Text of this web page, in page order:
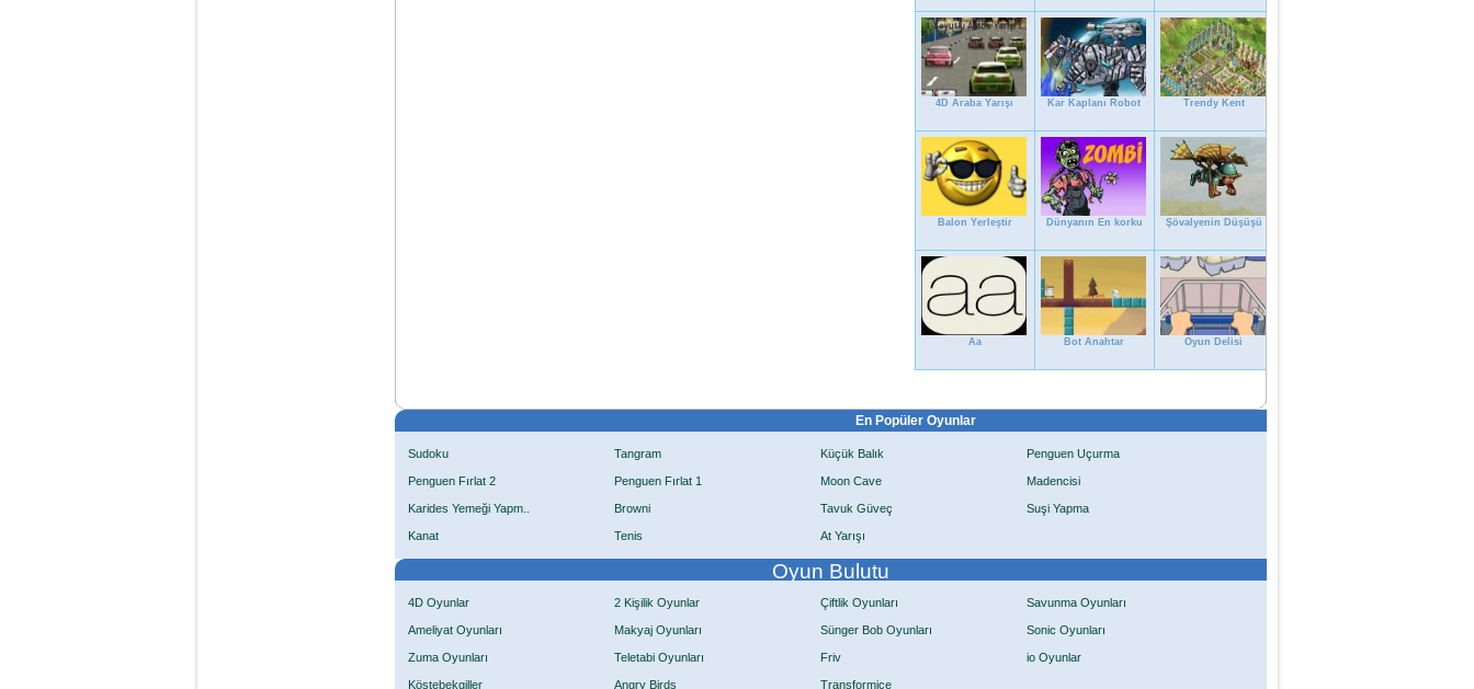
4D Araba Yarışı Kar Kaplanı Robot Trendy Kent
Balon Yerleştir Dünyanın En korku Şövalyenin Düşüşü
Aa Bot Anahtar Oyun Delisi
En Popüler Oyunlar
Sudoku Tangram Küçük Balık Penguen Uçurma
Penguen Fırlat 2 Penguen Fırlat 1 Moon Cave Madencisi
Karides Yemeği Yapm.. Browni Tavuk Güveç Suşi Yapma
Kanat Tenis At Yarışı
Oyun Bulutu
4D Oyunlar 2 Kişilik Oyunlar Çiftlik Oyunları Savunma Oyunları
Ameliyat Oyunları Makyaj Oyunları Sünger Bob Oyunları Sonic Oyunları
Zuma Oyunları Teletabi Oyunları Friv io Oyunlar
Köstebekgiller Angry Birds Transformice